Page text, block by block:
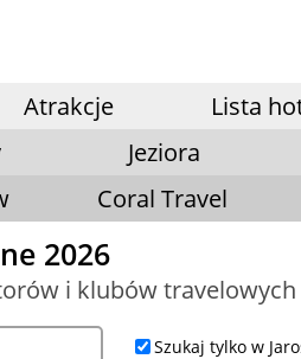
Atrakcje Lista
Jeziora
Coral Travel
2026
i klubów travelowych
Szukaj tylko w